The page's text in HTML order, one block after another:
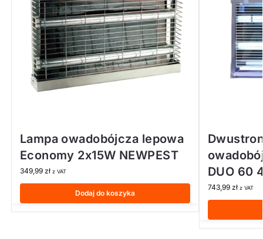
Lampa owadobójcza lepowa
Economy 2x15W NEWPEST
349,99 zł z VAT
Dodaj do koszyka
DUO 60
743,99 zł z VAT